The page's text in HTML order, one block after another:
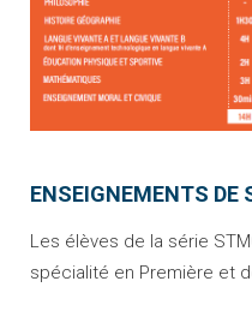
ENSEIGNEMENTS DE
Les élèves de la série
spécialité en Première et